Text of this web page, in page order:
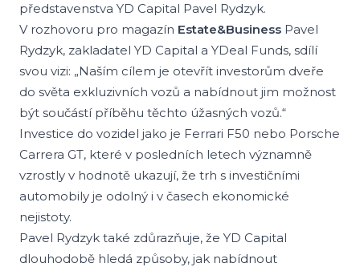
představenstva YD Capital Pavel Rydzyk.
V rozhovoru pro magazín Estate&Business Pavel
Rydzyk, zakladatel YD Capital a YDeal Funds, sdílí
svou vizi: „Naším cílem je otevřít investorům dveře
do světa exkluzivních vozů a nabídnout jim možnost
být součástí příběhu těchto úžasných vozů.“
Investice do vozidel jako je Ferrari F50 nebo Porsche
Carrera GT, které v posledních letech významně
vzrostly v hodnotě ukazují, že trh s investičními
automobily je odolný i v časech ekonomické
nejistoty.
Pavel Rydzyk také zdůrazňuje, že YD Capital
dlouhodobě hledá způsoby, jak nabídnout